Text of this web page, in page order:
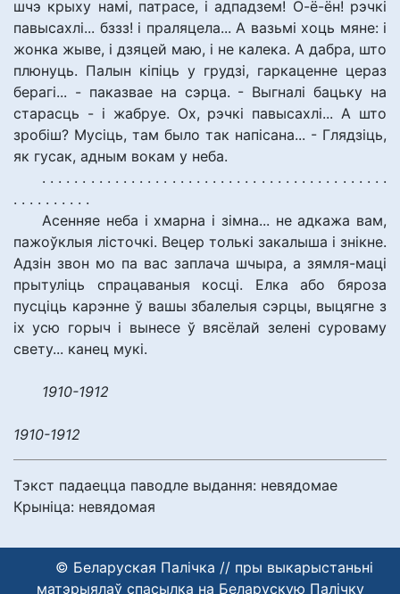
шчэ крыху намі, патрасе, і адпадзем! О-ё-ён! рэчкі
павысахлі... бззз! і праляцела... А вазьмі хоць мяне: і
жонка жыве, і дзяцей маю, і не калека. А дабра, што
плюнуць. Палын кіпіць у грудзі, гаркаценне цераз
берагі... - паказвае на сэрца. - Выгналі бацьку на
старасць - і жабруе. Ох, рэчкі павысахлі... А што
зробіш? Мусіць, там было так напісана... - Глядзіць,
як гусак, адным вокам у неба.
. . . . . . . . . . . . . . . . . . . . . . . . . . . . . . . . . . . . . . . . . . .
. . . . . . . . . .
Асенняе неба і хмарна і зімна... не адкажа вам,
пажоўклыя лісточкі. Вецер толькі закалыша і знікне.
Адзін звон мо па вас заплача шчыра, а зямля-маці
прытуліць спрацаваныя косці. Елка або бяроза
пусціць карэнне ў вашы збалелыя сэрцы, выцягне з
іх усю горыч і вынесе ў вясёлай зелені суроваму
свету... канец мукі.
1910-1912
1910-1912
Тэкст падаецца паводле выдання: невядомае
Крыніца: невядомая
© Беларуская Палічка // пры выкарыстаньні
матэрыялаў спасылка на Беларускую Палічку